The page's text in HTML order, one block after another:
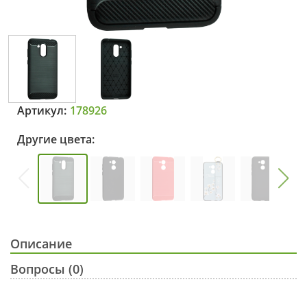
Артикул: 178926
Другие цвета:
Описание
Вопросы (0)